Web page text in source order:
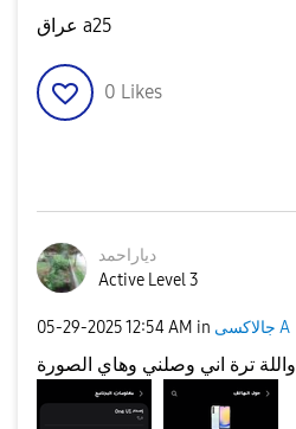
عراق a25
0 Likes
دياراحمد
Active Level 3
‎05-29-202512:54 AM in جالاكسى A
واللة ترة اني وصلني وهاي الصورة